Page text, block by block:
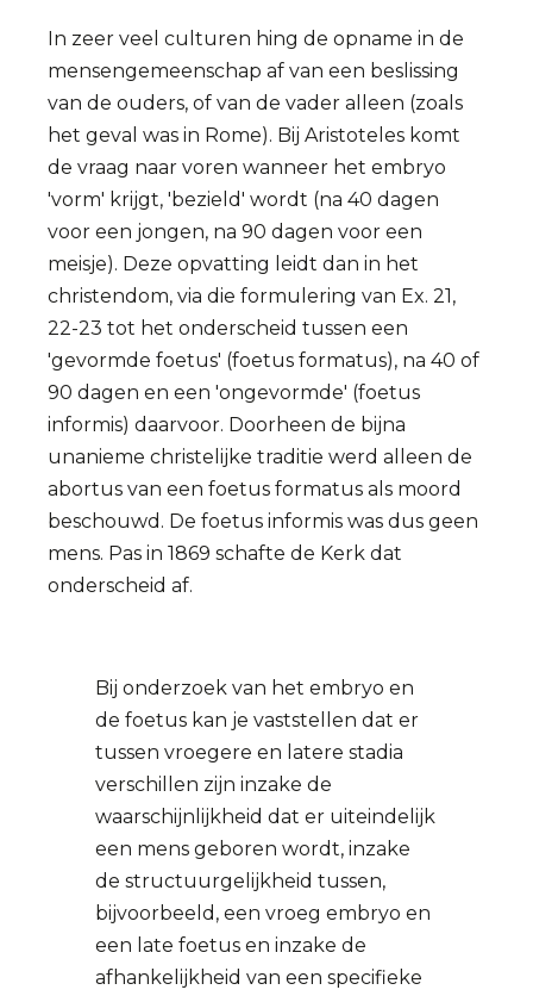
In zeer veel culturen hing de opname in de
mensengemeenschap af van een beslissing
van de ouders, of van de vader alleen (zoals
het geval was in Rome). Bij Aristoteles komt
de vraag naar voren wanneer het embryo
'vorm' krijgt, 'bezield' wordt (na 40 dagen
voor een jongen, na 90 dagen voor een
meisje). Deze opvatting leidt dan in het
christendom, via die formulering van Ex. 21,
22-23 tot het onderscheid tussen een
'gevormde foetus' (foetus formatus), na 40 of
90 dagen en een 'ongevormde' (foetus
informis) daarvoor. Doorheen de bijna
unanieme christelijke traditie werd alleen de
abortus van een foetus formatus als moord
beschouwd. De foetus informis was dus geen
mens. Pas in 1869 schafte de Kerk dat
onderscheid af.
Bij onderzoek van het embryo en
de foetus kan je vaststellen dat er
tussen vroegere en latere stadia
verschillen zijn inzake de
waarschijnlijkheid dat er uiteindelijk
een mens geboren wordt, inzake
de structuurgelijkheid tussen,
bijvoorbeeld, een vroeg embryo en
een late foetus en inzake de
afhankelijkheid van een specifieke